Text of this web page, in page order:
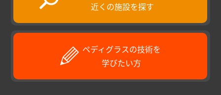
近くの施設を探す
ペディグラスの技術を
学びたい方